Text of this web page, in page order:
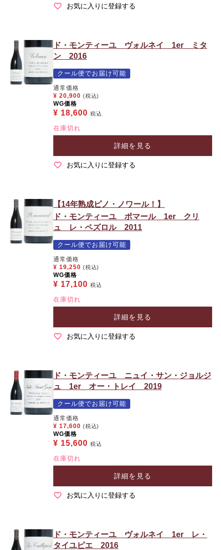
お気に入りに登録する
ド・モンティーユ ヴォルネイ 1er ミタ
ン 2016
クール便でお届け可能
通常価格
¥ 20,900 (税込)
WG価格
¥ 18,600 税込
在庫切れ
詳細を見る
お気に入りに登録する
【14年熟成ピノ・ノワール！】
ド・モンティーユ ポマール 1er クリ
ュ レ・ペズロル 2011
クール便でお届け可能
通常価格
¥ 19,250 (税込)
WG価格
¥ 17,100 税込
在庫切れ
詳細を見る
お気に入りに登録する
ド・モンティーユ ニュイ・サン・ジョルジ
ュ 1er オー・トレイ 2019
クール便でお届け可能
通常価格
¥ 17,600 (税込)
WG価格
¥ 15,600 税込
在庫切れ
詳細を見る
お気に入りに登録する
ド・モンティーユ ヴォルネイ 1er レ・
タイユピエ 2016